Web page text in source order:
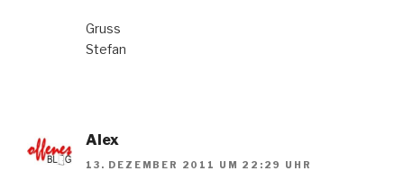
Gruss
Stefan
Alex
13. DEZEMBER 2011 UM 22:29 UHR